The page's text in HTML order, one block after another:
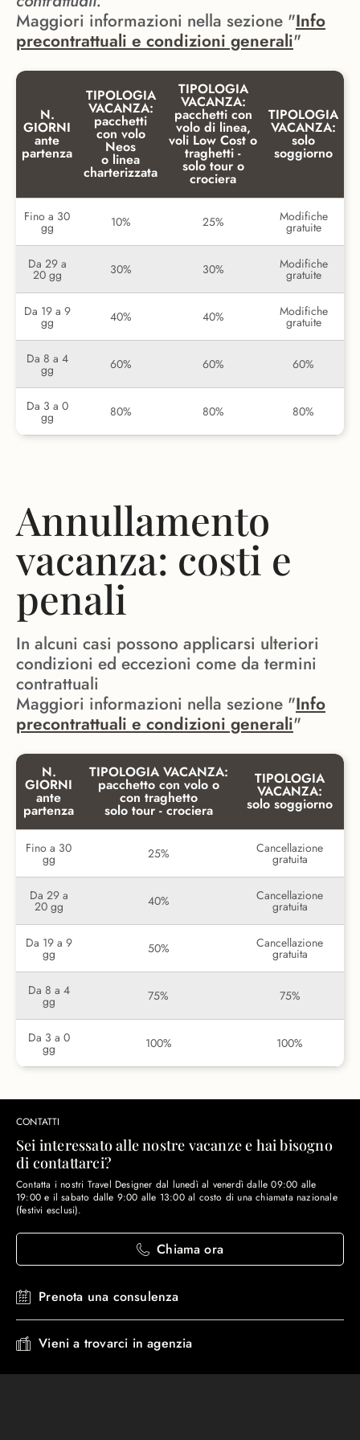
Maggiori informazioni nella sezione "Info
precontrattuali e condizioni generali"
N.
GIORNI
ante
partenza
TIPOLOGIA
VACANZA:
pacchetti
con volo
Neos
o linea
charterizzata
TIPOLOGIA
VACANZA:
pacchetti con
volo di linea,
voli Low Cost o
traghetti -
solo tour o
crociera
TIPOLOGIA
VACANZA:
solo
soggiorno
Fino a 30
gg 10% 25% Modifiche
gratuite
Da 29 a
20 gg 30% 30% Modifiche
gratuite
Da 19 a 9
gg 40% 40% Modifiche
gratuite
Da 8 a 4
gg 60% 60% 60%
Da 3 a 0
gg 80% 80% 80%
Annullamento
vacanza: costi e
penali
In alcuni casi possono applicarsi ulteriori
condizioni ed eccezioni come da termini
contrattuali
Maggiori informazioni nella sezione "Info
precontrattuali e condizioni generali"
N.
GIORNI
ante
partenza
TIPOLOGIA VACANZA:
pacchetto con volo o
con traghetto
solo tour - crociera
TIPOLOGIA
VACANZA:
solo soggiorno
Fino a 30
gg 25% Cancellazione
gratuita
Da 29 a
20 gg 40% Cancellazione
gratuita
Da 19 a 9
gg 50% Cancellazione
gratuita
Da 8 a 4
gg 75% 75%
Da 3 a 0
gg 100% 100%
CONTATTI
Sei interessato alle nostre vacanze e hai bisogno
di contattarci?
Contatta i nostri Travel Designer dal lunedì al venerdì dalle 09:00 alle
19:00 e il sabato dalle 9:00 alle 13:00 al costo di una chiamata nazionale
(festivi esclusi).
Chiama ora
Prenota una consulenza
Vieni a trovarci in agenzia